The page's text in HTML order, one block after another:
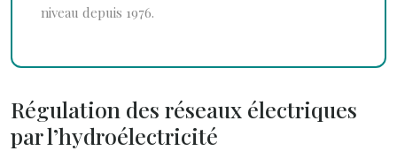
niveau depuis 1976.
Régulation des réseaux électriques
par l’hydroélectricité